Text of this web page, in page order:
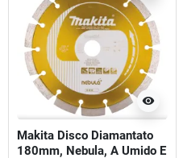
visibility
Makita Disco Diamantato
180mm, Nebula, A Umido E